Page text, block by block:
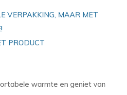
VERPAKKING, MAAR MET
PRODUCT
warmte en geniet van